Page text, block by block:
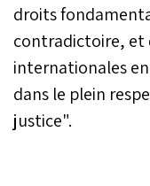
droits
contradictoire, et
internationales
dans le plein
justice".